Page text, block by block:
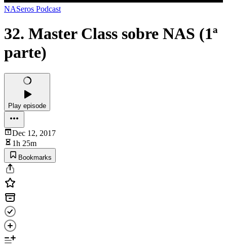
NASeros Podcast
32. Master Class sobre NAS (1ª
parte)
Play episode
Dec 12, 2017
1h 25m
Bookmarks